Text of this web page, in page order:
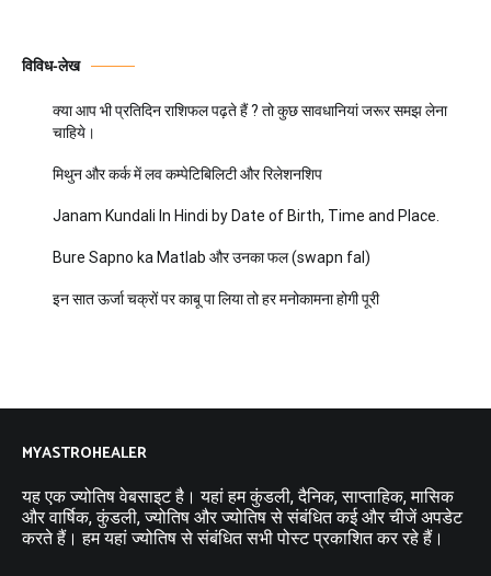
विविध-लेख
क्या आप भी प्रतिदिन राशिफल पढ़ते हैं ? तो कुछ सावधानियां जरूर समझ लेना
चाहिये।
मिथुन और कर्क में लव कम्पेटिबिलिटी और रिलेशनशिप
Janam Kundali In Hindi by Date of Birth, Time and Place.
Bure Sapno ka Matlab और उनका फल (swapn fal)
इन सात ऊर्जा चक्रों पर काबू पा लिया तो हर मनोकामना होगी पूरी
MYASTROHEALER
यह एक ज्योतिष वेबसाइट है। यहां हम कुंडली, दैनिक, साप्ताहिक, मासिक
और वार्षिक, कुंडली, ज्योतिष और ज्योतिष से संबंधित कई और चीजें अपडेट
करते हैं। हम यहां ज्योतिष से संबंधित सभी पोस्ट प्रकाशित कर रहे हैं।